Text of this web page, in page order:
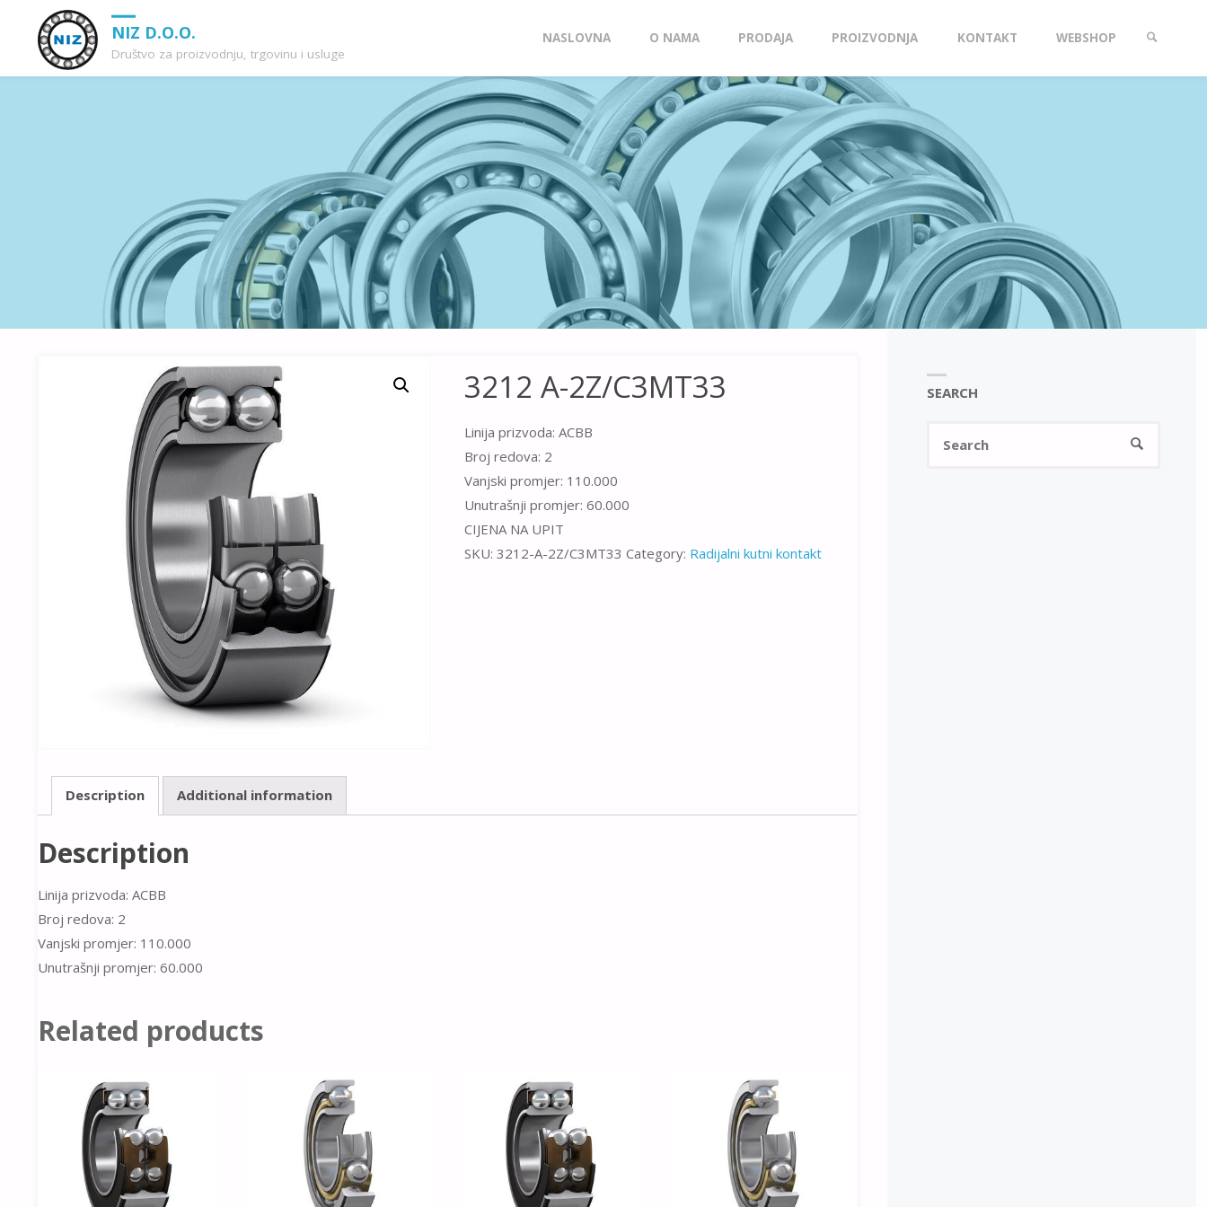
NIZ D.O.O.
Društvo za proizvodnju, trgovinu i usluge
content
NASLOVNA O NAMA PRODAJA PROIZVODNJA KONTAKT WEBSHOP
3212 A-2Z/C3MT33
Linija prizvoda: ACBB
Broj redova: 2
Vanjski promjer: 110.000
Unutrašnji promjer: 60.000
CIJENA NA UPIT
SKU: 3212-A-2Z/C3MT33 Category: Radijalni kutni kontakt
Description Additional information
Description
Linija prizvoda: ACBB
Broj redova: 2
Vanjski promjer: 110.000
Unutrašnji promjer: 60.000
Related products
SEARCH
SEARCH